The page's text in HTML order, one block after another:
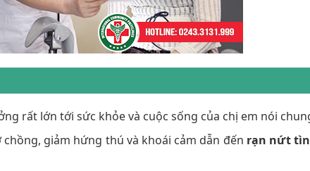
rất lớn tới sức khỏe và cuộc sống của chị em nói
giảm hứng thú và khoái cảm dẫn đến rạn nứt